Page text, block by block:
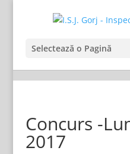
Selectează o Pagină
Concurs -
2017